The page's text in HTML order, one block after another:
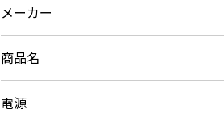
メーカー
商品名
電源